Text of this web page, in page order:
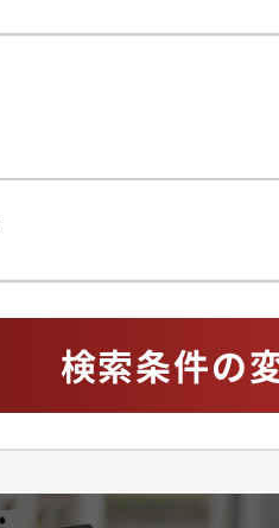
検索条件の